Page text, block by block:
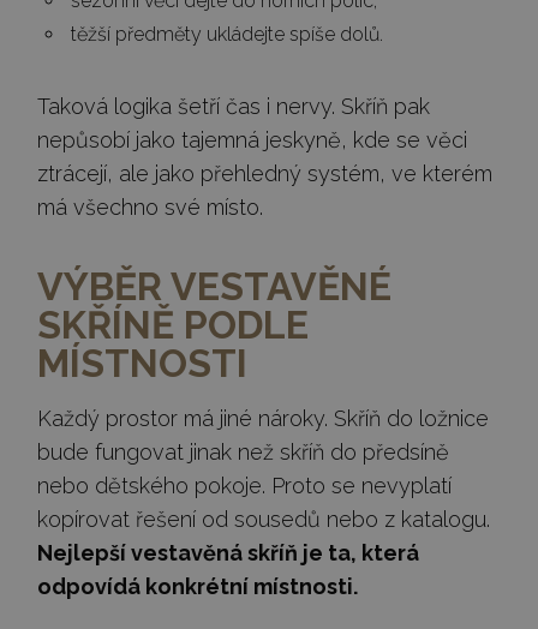
těžší předměty ukládejte spíše dolů.
Taková logika šetří čas i nervy. Skříň pak
nepůsobí jako tajemná jeskyně, kde se věci
ztrácejí, ale jako přehledný systém, ve kterém
má všechno své místo.
VÝBĚR VESTAVĚNÉ
SKŘÍNĚ PODLE
MÍSTNOSTI
Každý prostor má jiné nároky. Skříň do ložnice
bude fungovat jinak než skříň do předsíně
nebo dětského pokoje. Proto se nevyplatí
kopírovat řešení od sousedů nebo z katalogu.
Nejlepší vestavěná skříň je ta, která
odpovídá konkrétní místnosti.